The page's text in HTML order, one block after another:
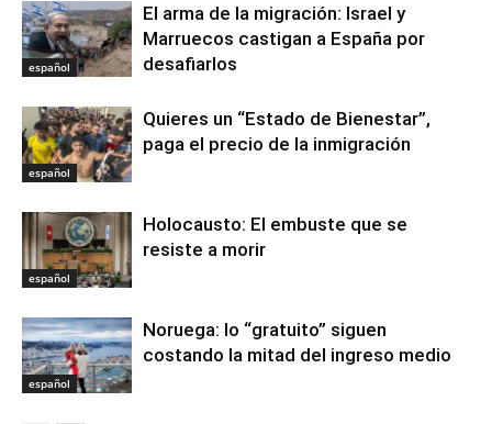
español
El arma de la migración: Israel y
Marruecos castigan a España por
desafiarlos
español
Quieres un “Estado de Bienestar”,
paga el precio de la inmigración
español
Holocausto: El embuste que se
resiste a morir
español
Noruega: lo “gratuito” siguen
costando la mitad del ingreso medio